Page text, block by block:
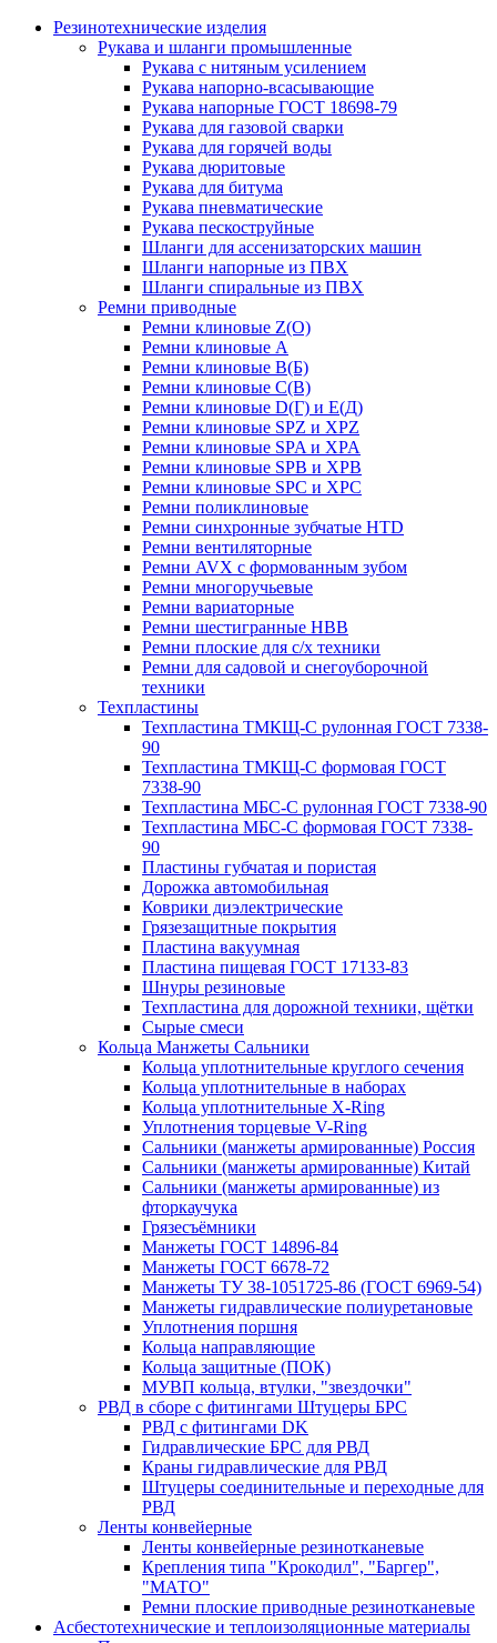
Резинотехнические изделия
Рукава и шланги промышленные
Рукава с нитяным усилением
Рукава напорно-всасывающие
Рукава напорные ГОСТ 18698-79
Рукава для газовой сварки
Рукава для горячей воды
Рукава дюритовые
Рукава для битума
Рукава пневматические
Рукава пескоструйные
Шланги для ассенизаторских машин
Шланги напорные из ПВХ
Шланги спиральные из ПВХ
Ремни приводные
Ремни клиновые Z(О)
Ремни клиновые А
Ремни клиновые В(Б)
Ремни клиновые С(В)
Ремни клиновые D(Г) и Е(Д)
Ремни клиновые SPZ и XPZ
Ремни клиновые SPA и XPA
Ремни клиновые SPB и XPB
Ремни клиновые SPC и XPC
Ремни поликлиновые
Ремни синхронные зубчатые HTD
Ремни вентиляторные
Ремни AVX с формованным зубом
Ремни многоручьевые
Ремни вариаторные
Ремни шестигранные HBB
Ремни плоские для с/х техники
Ремни для садовой и снегоуборочной
техники
Техпластины
Техпластина ТМКЩ-С рулонная ГОСТ 7338-
90
Техпластина ТМКЩ-С формовая ГОСТ
7338-90
Техпластина МБС-С рулонная ГОСТ 7338-90
Техпластина МБС-С формовая ГОСТ 7338-
90
Пластины губчатая и пористая
Дорожка автомобильная
Коврики диэлектрические
Грязезащитные покрытия
Пластина вакуумная
Пластина пищевая ГОСТ 17133-83
Шнуры резиновые
Техпластина для дорожной техники, щётки
Сырые смеси
Кольца Манжеты Сальники
Кольца уплотнительные круглого сечения
Кольца уплотнительные в наборах
Кольца уплотнительные Х-Ring
Уплотнения торцевые V-Ring
Сальники (манжеты армированные) Россия
Сальники (манжеты армированные) Китай
Сальники (манжеты армированные) из
фторкаучука
Грязесъёмники
Манжеты ГОСТ 14896-84
Манжеты ГОСТ 6678-72
Манжеты ТУ 38-1051725-86 (ГОСТ 6969-54)
Манжеты гидравлические полиуретановые
Уплотнения поршня
Кольца направляющие
Кольца защитные (ПОК)
МУВП кольца, втулки, "звездочки"
РВД в сборе с фитингами Штуцеры БРС
РВД с фитингами DK
Гидравлические БРС для РВД
Краны гидравлические для РВД
Штуцеры соединительные и переходные для
РВД
Ленты конвейерные
Ленты конвейерные резинотканевые
Крепления типа "Крокодил", "Баргер",
"МАТО"
Ремни плоские приводные резинотканевые
Асбестотехнические и теплоизоляционные материалы